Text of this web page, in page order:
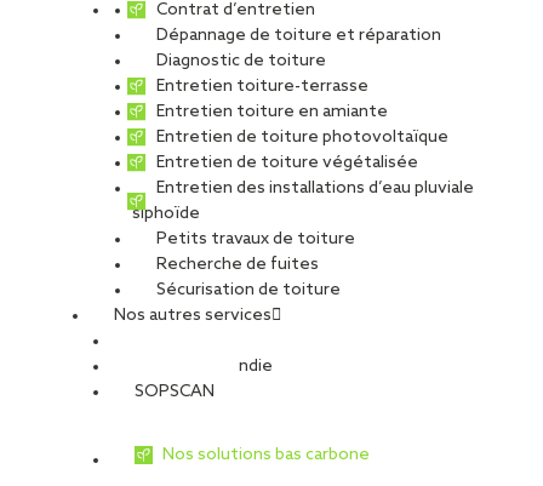
Contrat d’entretien
Dépannage de toiture et réparation
Diagnostic de toiture
Entretien toiture-terrasse
Entretien toiture en amiante
Entretien de toiture photovoltaïque
Entretien de toiture végétalisée
Entretien des installations d’eau pluviale
siphoïde
Petits travaux de toiture
Recherche de fuites
Sécurisation de toiture
Nos autres services
Sécurité Incendie
SOPSCAN
Nos solutions bas carbone